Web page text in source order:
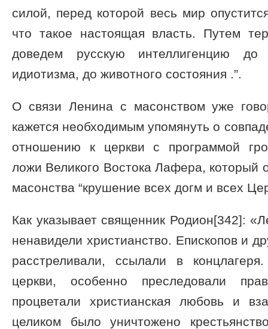
силой, перед которой весь мир
что такое настоящая власть. Путем
доведем русскую интеллигенцию до
идиотизма, до животного состояния .”.
О связи Ленина с масонством уже
кажется необходимым упомянуть о
отношению к церкви с программой
ложи Великого Востока Лафера, который
масонства “крушение всех догм и всех
Как указывает священник Родион[342]:
ненавидели христианство. Епископов и
расстреливали, ссылали в
церкви, особенно преследовали
процветали христианская любовь и
целиком было уничтожено